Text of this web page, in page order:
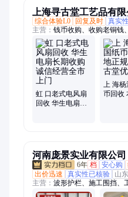
上海寻古堂工艺品有限
综合体验L0
回复及时 真实
主营： 钱币收购、收购老铜钱
收、回收老钱币、回收老樟木
字画、回收老红木家具
虹 口老式电风扇
回收 华生电扇长
上 海
币回收
河南庞景实业有限公司
6年 档 安心购
出价迅速
真实性已核验
山
主营： 波形护栏、施工围挡、
政护栏、活动房、高速防撞垫